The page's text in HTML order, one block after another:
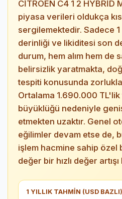
CİTROEN C4 1 2 HYBRİD
piyasa verileri oldukça
sergilemektedir. Sadece
derinliği ve likiditesi son
durum, hem alım hem de
belirsizlik yaratmakta,
tespiti konusunda
Ortalama 1.690.000 TL'lik
büyüklüğü nedeniyle
etmekten uzaktır. Genel
eğilimler devam etse de,
işlem hacmine sahip özel
değer bir hızlı değer
1 YILLIK TAHMİN (USD BAZLI)